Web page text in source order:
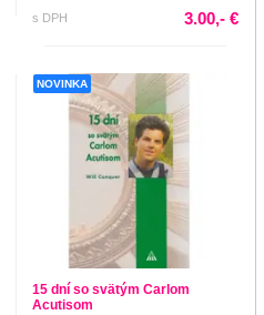
s DPH
3.00,- €
NOVINKA
15 dní so svätým Carlom
Acutisom